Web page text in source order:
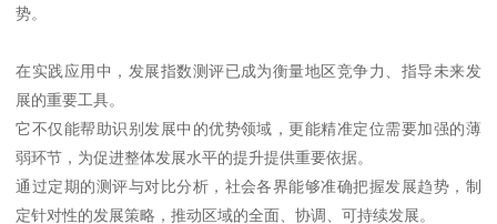
势。
在实践应用中，发展指数测评已成为衡量地区竞争力、指导未来发
展的重要工具。
它不仅能帮助识别发展中的优势领域，更能精准定位需要加强的薄
弱环节，为促进整体发展水平的提升提供重要依据。
通过定期的测评与对比分析，社会各界能够准确把握发展趋势，制
定针对性的发展策略，推动区域的全面、协调、可持续发展。